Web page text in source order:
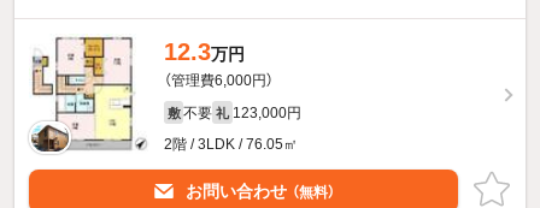
12.3万円
（管理費6,000円）
敷 不要 礼 123,000円
2階 / 3LDK / 76.05㎡
お問い合わせ （無料）